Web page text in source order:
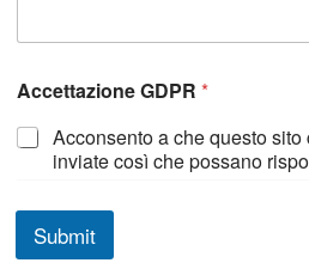
i
h
s
a
Accettazione GDPR*
Acconsento a che questo
inviate così che possano
Submit